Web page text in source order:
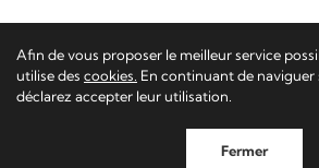
Paiements sécurisés / Livraison
Agritech Store - TVA 02116650223 -
Ecommerce by Daisuke®
Afin de vous proposer le meilleur service
utilise des cookies. En continuant de naviguer
déclarez accepter leur utilisation.
Fermer